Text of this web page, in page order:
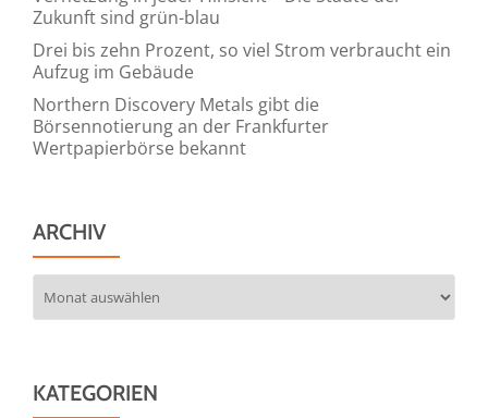
Zukunft sind grün-blau
Drei bis zehn Prozent, so viel Strom verbraucht ein
Aufzug im Gebäude
Northern Discovery Metals gibt die
Börsennotierung an der Frankfurter
Wertpapierbörse bekannt
ARCHIV
KATEGORIEN